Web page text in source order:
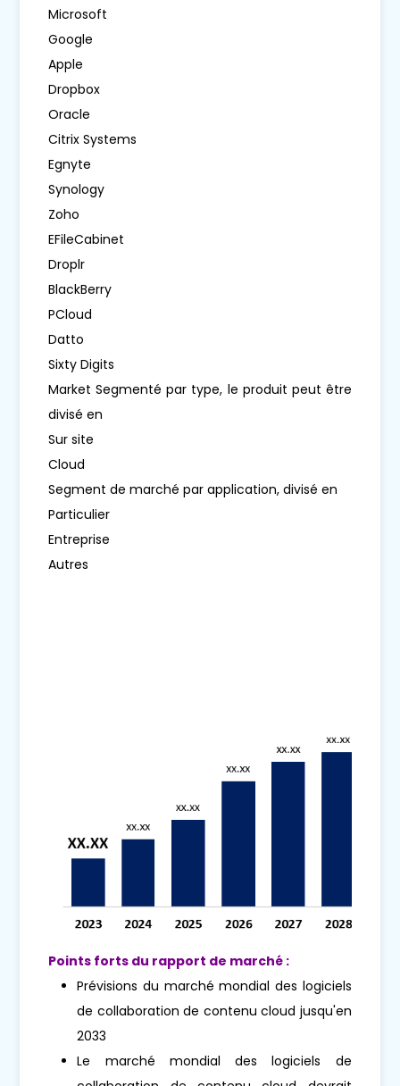
Microsoft
Google
Apple
Dropbox
Oracle
Citrix Systems
Egnyte
Synology
Zoho
EFileCabinet
Droplr
BlackBerry
PCloud
Datto
Sixty Digits
Market Segmenté par type, le produit peut être
divisé en
Sur site
Cloud
Segment de marché par application, divisé en
Particulier
Entreprise
Autres
Points forts du rapport de marché :
Prévisions du marché mondial des logiciels
de collaboration de contenu cloud jusqu'en
2033
Le marché mondial des logiciels de